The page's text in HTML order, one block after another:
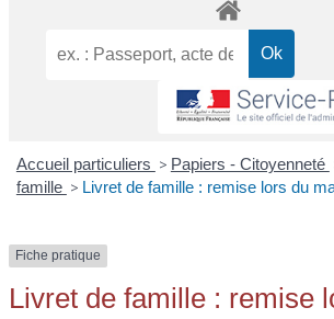
Accueil particuliers > Papiers - Citoyenneté
famille > Livret de famille : remise lors du
Fiche pratique
Livret de famille : remise